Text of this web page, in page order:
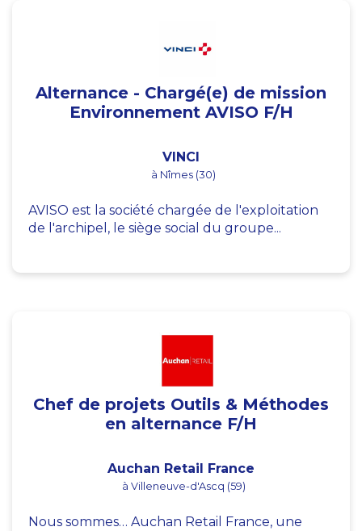
Alternance - Chargé(e) de mission
Environnement AVISO F/H
VINCI
à Nîmes (30)
AVISO est la société chargée de l'exploitation
de l'archipel, le siège social du groupe...
Chef de projets Outils & Méthodes
en alternance F/H
Auchan Retail France
à Villeneuve-d'Ascq (59)
Nous sommes… Auchan Retail France, une